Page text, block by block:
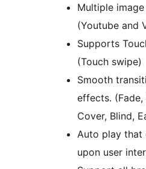
Multiple
(Youtube and
Supports
(Touch swipe)
Smooth
effects.
Cover, Blind,
Auto play that
upon user